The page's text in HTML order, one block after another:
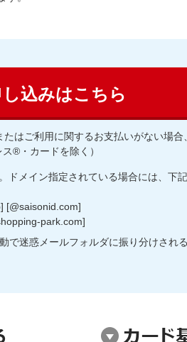
込みはこちら
はご利用に関するお支払いがない場
®・カードを除く）
メイン指定されている場合には、下
[@saisonid.com]
park.com]
迷惑メールフォルダに振り分けされ